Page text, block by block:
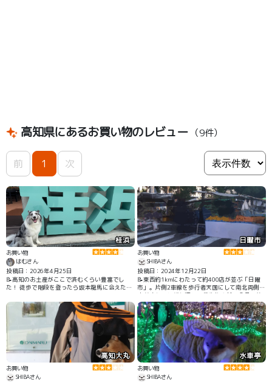
高知県にあるお買い物のレビュー （9件）
前 1 次
桂浜
お買い物
はむさん
投稿日：2026年4月25日
📝高知のお土産がここで済むくらい豊富でし
た！ 徒歩で階段を登ったら坂本龍馬に会えたよ
日曜市
お買い物
SHIBAさん
投稿日：2024年12月22日
📝東西約1kmにわたって約400店が並ぶ「日曜
市」。片側2車線を歩行者天国にして南北両側に
店がずらりと軒を連ね、農作物や加工食品、花
や植木、生活雑貨などさまざまな商品が販売さ
れています。
高知大丸
お買い物
SHIBAさん
水車亭
お買い物
SHIBAさん